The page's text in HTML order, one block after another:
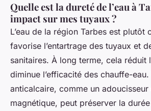
Quelle est la dureté de l’eau à
impact sur mes tuyaux ?
L’eau de la région Tarbes est plutôt
favorise l’entartrage des tuyaux et
sanitaires. À long terme, cela réduit
diminue l’efficacité des chauffe-
anticalcaire, comme un
magnétique, peut préserver la